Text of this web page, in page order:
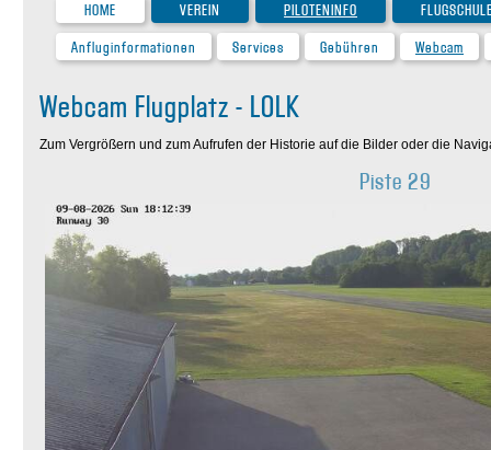
HOME VEREIN PILOTENINFO
Anfluginformationen
Services Gebühren Webcam
Webcam Flugplatz - LOLK
Zum Vergrößern und zum Aufrufen der Historie auf die Bilder oder die
Piste 29